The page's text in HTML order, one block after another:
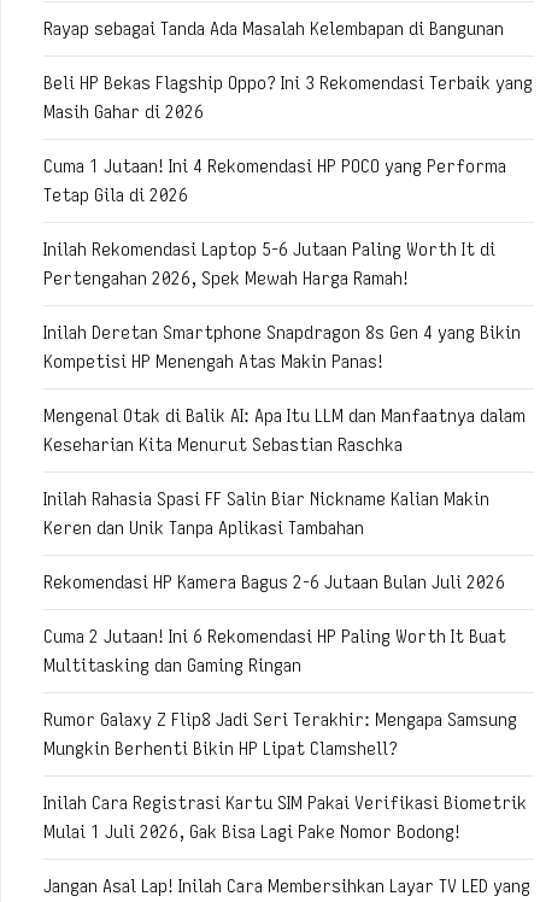
Rayap sebagai Tanda Ada Masalah Kelembapan di Bangunan
Beli HP Bekas Flagship Oppo? Ini 3 Rekomendasi Terbaik yang
Masih Gahar di 2026
Cuma 1 Jutaan! Ini 4 Rekomendasi HP POCO yang Performa
Tetap Gila di 2026
Inilah Rekomendasi Laptop 5-6 Jutaan Paling Worth It di
Pertengahan 2026, Spek Mewah Harga Ramah!
Inilah Deretan Smartphone Snapdragon 8s Gen 4 yang Bikin
Kompetisi HP Menengah Atas Makin Panas!
Mengenal Otak di Balik AI: Apa Itu LLM dan Manfaatnya dalam
Keseharian Kita Menurut Sebastian Raschka
Inilah Rahasia Spasi FF Salin Biar Nickname Kalian Makin
Keren dan Unik Tanpa Aplikasi Tambahan
Rekomendasi HP Kamera Bagus 2-6 Jutaan Bulan Juli 2026
Cuma 2 Jutaan! Ini 6 Rekomendasi HP Paling Worth It Buat
Multitasking dan Gaming Ringan
Rumor Galaxy Z Flip8 Jadi Seri Terakhir: Mengapa Samsung
Mungkin Berhenti Bikin HP Lipat Clamshell?
Inilah Cara Registrasi Kartu SIM Pakai Verifikasi Biometrik
Mulai 1 Juli 2026, Gak Bisa Lagi Pake Nomor Bodong!
Jangan Asal Lap! Inilah Cara Membersihkan Layar TV LED yang